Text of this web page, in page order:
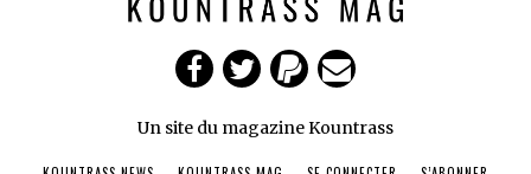
Un site du magazine Kountrass